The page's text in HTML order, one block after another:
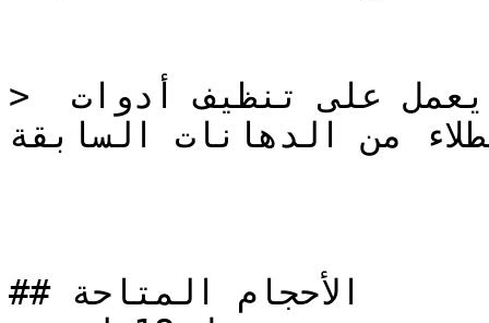
> مخفف للدهان الزيتي، كما يعمل على تنظيف أدوات
من الدهانات السابقة .
## الأحجام المتاحة